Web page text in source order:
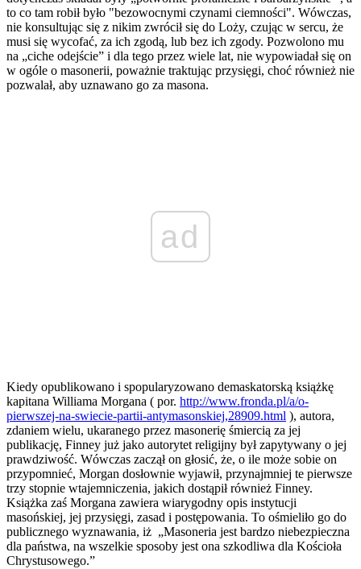
to co tam robił było "bezowocnymi czynami ciemności". Wówczas,
nie konsultując się z nikim zwrócił się do Loży, czując w sercu, że
musi się wycofać, za ich zgodą, lub bez ich zgody. Pozwolono mu
na „ciche odejście” i dla tego przez wiele lat, nie wypowiadał się on
w ogóle o masonerii, poważnie traktując przysięgi, choć również nie
pozwalał, aby uznawano go za masona.
ad
Kiedy opublikowano i spopularyzowano demaskatorską książkę
kapitana Williama Morgana ( por. http://www.fronda.pl/a/o-
pierwszej-na-swiecie-partii-antymasonskiej,28909.html ), autora,
zdaniem wielu, ukaranego przez masonerię śmiercią za jej
publikację, Finney już jako autorytet religijny był zapytywany o jej
prawdziwość. Wówczas zaczął on głosić, że, o ile może sobie on
przypomnieć, Morgan dosłownie wyjawił, przynajmniej te pierwsze
trzy stopnie wtajemniczenia, jakich dostąpił również Finney.
Książka zaś Morgana zawiera wiarygodny opis instytucji
masońskiej, jej przysięgi, zasad i postępowania. To ośmieliło go do
publicznego wyznawania, iż „Masoneria jest bardzo niebezpieczna
dla państwa, na wszelkie sposoby jest ona szkodliwa dla Kościoła
Chrystusowego.”